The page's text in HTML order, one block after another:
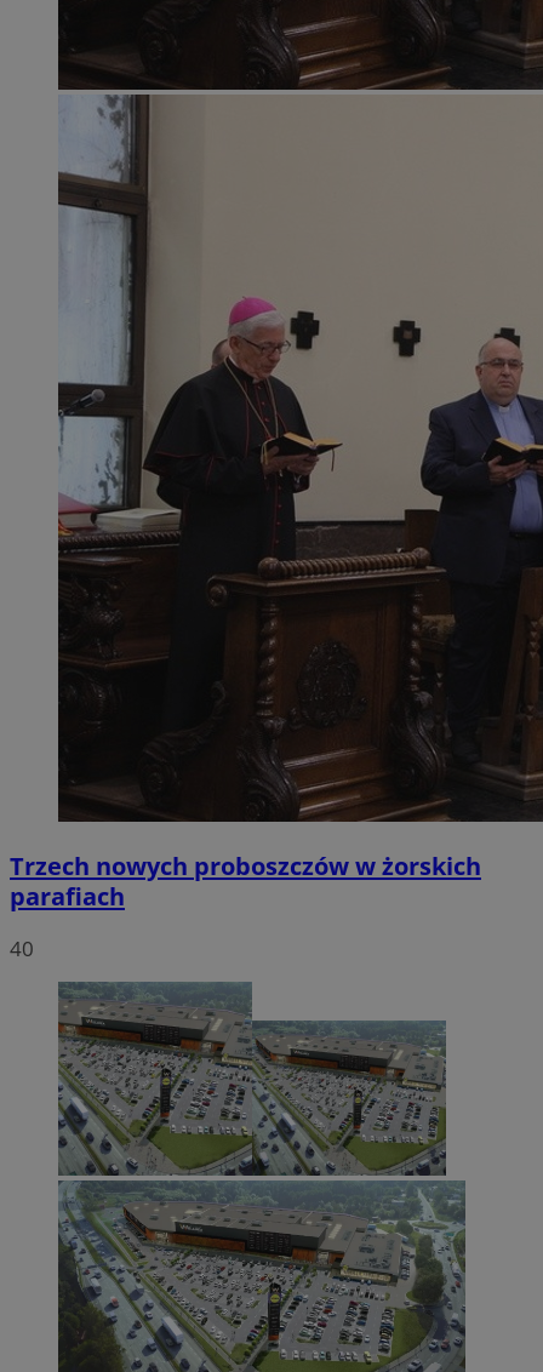
Trzech nowych proboszczów w żorskich
parafiach
40